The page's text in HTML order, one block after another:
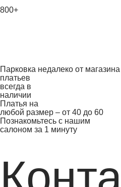
800+
Парковка недалеко от магазина
платьев
всегда в
наличии
Платья на
любой размер – от 40 до 60
Познакомьтесь с нашим
салоном за 1 минуту